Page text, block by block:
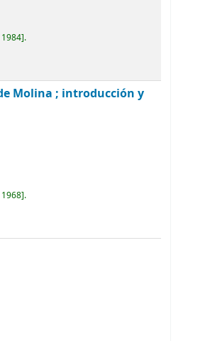
1984 .
Molina ; introducción y
1968 .